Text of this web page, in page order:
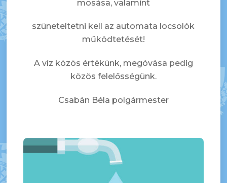
mosása, valamint
szüneteltetni kell az automata locsolók
működtetését!
A víz közös értékünk, megóvása pedig
közös felelősségünk.
Csabán Béla polgármester